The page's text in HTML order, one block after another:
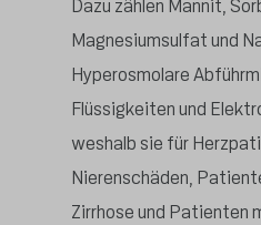
Dazu zählen Mannit,
Magnesiumsulfat und
Hyperosmolare
Flüssigkeiten und
weshalb sie für
Nierenschäden,
Zirrhose und Patienten